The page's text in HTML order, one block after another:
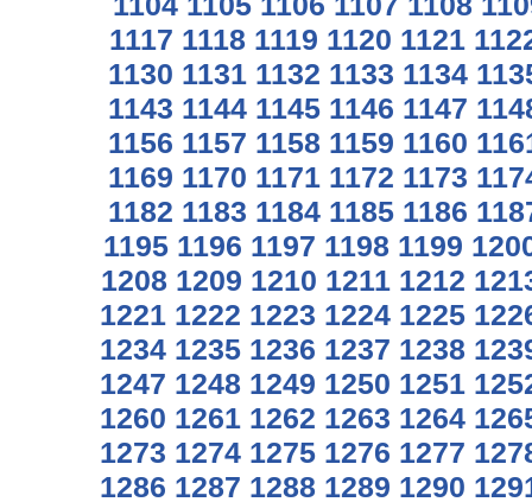
1117 1118 1119 1120 1121
1130 1131 1132 1133 1134
1143 1144 1145 1146 1147
1156 1157 1158 1159 1160
1169 1170 1171 1172 1173
1182 1183 1184 1185 1186
1195 1196 1197 1198 1199
1208 1209 1210 1211 1212
1221 1222 1223 1224 1225
1234 1235 1236 1237 1238
1247 1248 1249 1250 1251
1260 1261 1262 1263 1264
1273 1274 1275 1276 1277
1286 1287 1288 1289 1290